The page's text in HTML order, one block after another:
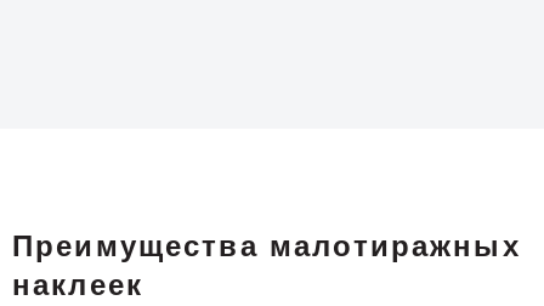
Преимущества малотиражных
наклеек